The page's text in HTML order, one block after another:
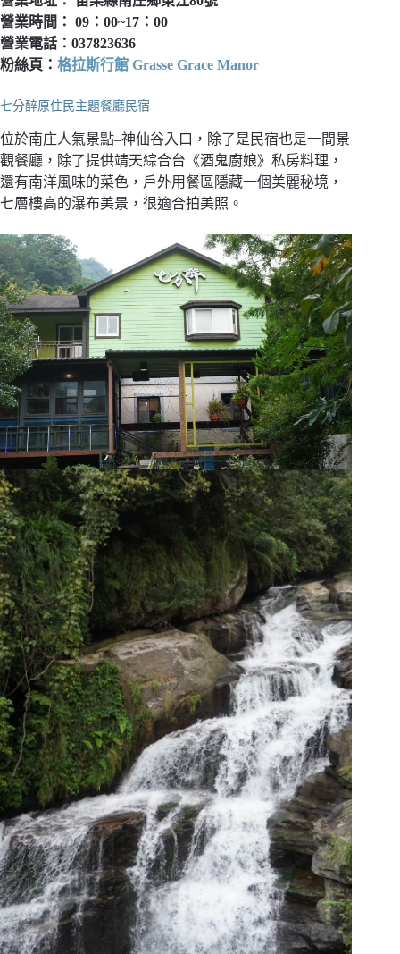
營業時間： 09：00~17：00
營業電話：037823636
粉絲頁： 格拉斯行館 Grasse Grace Manor
七分醉原住民主題餐廳民宿
位於南庄人氣景點–神仙谷入口，除了是民宿也是一間景
觀餐廳，除了提供靖天綜合台《酒鬼廚娘》私房料理，
還有南洋風味的菜色，戶外用餐區隱藏一個美麗秘境，
七層樓高的瀑布美景，很適合拍美照。